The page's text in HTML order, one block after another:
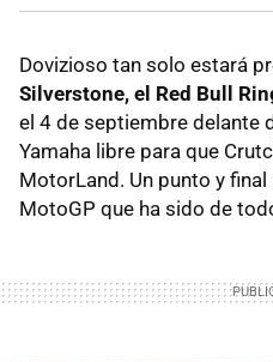
Dovizioso tan solo estará
Silverstone, el Red Bull
el 4 de septiembre delante
Yamaha libre para que
MotorLand. Un punto y
MotoGP que ha sido de